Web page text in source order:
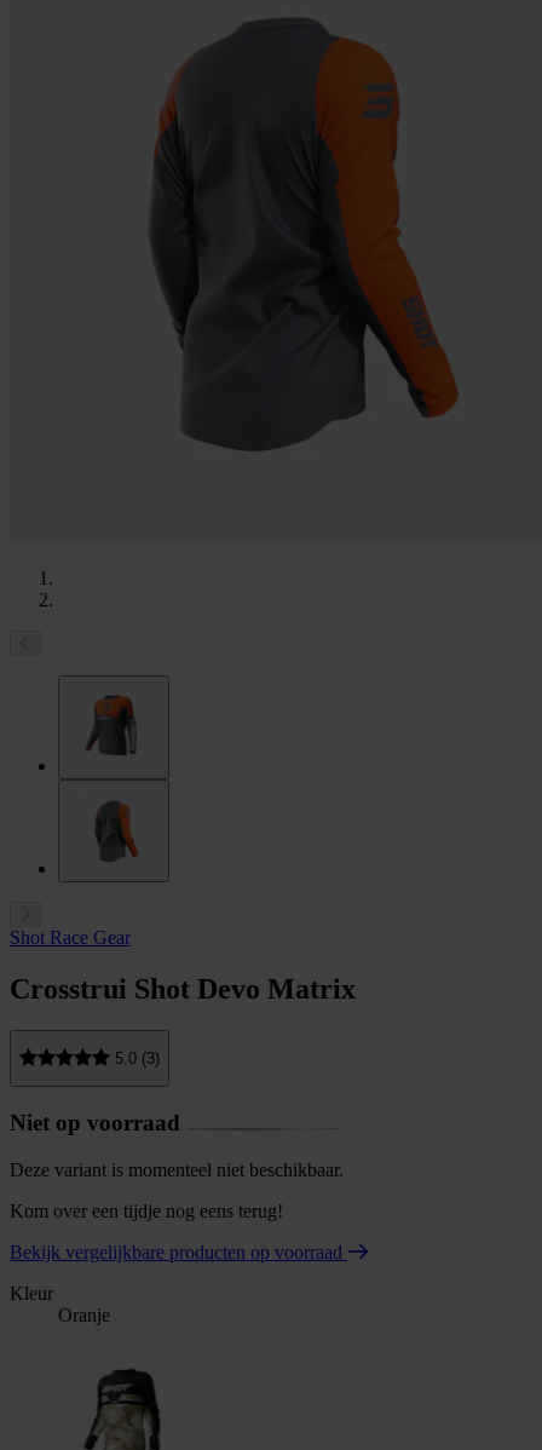
Shot Race Gear
Crosstrui Shot Devo Matrix
5.0 (3)
Niet op voorraad
Deze variant is momenteel niet beschikbaar.
Kom over een tijdje nog eens terug!
Bekijk vergelijkbare producten op voorraad
Kleur
Oranje